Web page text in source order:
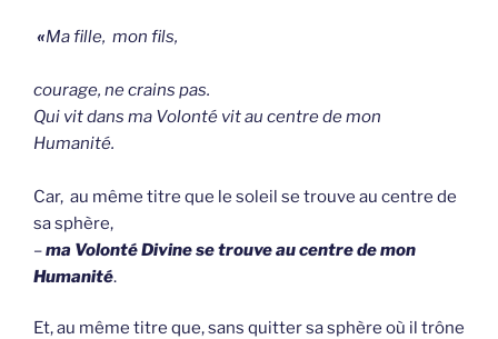
«Ma fille, mon fils,
courage, ne crains pas.
Qui vit dans ma Volonté vit au centre de mon
Humanité.
Car, au même titre que le soleil se trouve au centre de
sa sphère,
–ma Volonté Divine se trouve au centre de mon
Humanité.
Et, au même titre que, sans quitter sa sphère où il trône